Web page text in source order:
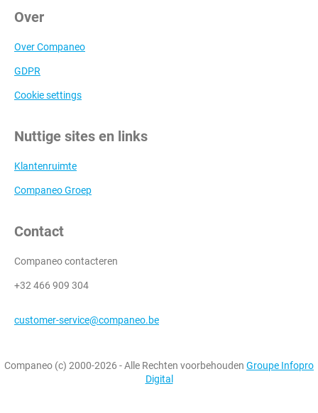
Over
Over Companeo
GDPR
Cookie settings
Nuttige sites en links
Klantenruimte
Companeo Groep
Contact
Companeo contacteren
+32 466 909 304
customer-service@companeo.be
Companeo (c) 2000-2026 - Alle Rechten voorbehouden Groupe Infopro
Digital